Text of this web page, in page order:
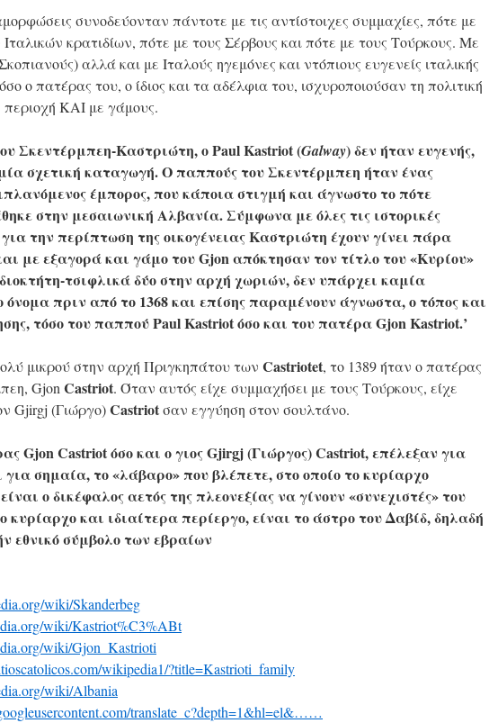
συνοδεύονταν πάντοτε με τις αντίστοιχες συμμαχίες, πότε με
κρατιδίων, πότε με τους Σέρβους και πότε με τους Τούρκους. Με
αλλά και με Ιταλούς ηγεμόνες και ντόπιους ευγενείς ιταλικής
ο πατέρας του, ο ίδιος και τα αδέλφια του, ισχυροποιούσαν τη πολιτική
περιοχή ΚΑΙ με γάμους.
Σκεντέρμπεη-Καστριώτη, ο Paul Kastriot (Galway) δεν ήταν ευγενής,
σχετική καταγωγή. Ο παππούς του Σκεντέρμπεη ήταν ένας
έμπορος, που κάποια στιγμή και άγνωστο το πότε
στην μεσαιωνική Αλβανία. Σύμφωνα με όλες τις ιστορικές
την περίπτωση της οικογένειας Καστριώτη έχουν γίνει πάρα
με εξαγορά και γάμο του Gjon απόκτησαν τον τίτλο του «Κυρίου»
τσιφλικά δύο στην αρχή χωριών, δεν υπάρχει καμία
πριν από το 1368 και επίσης παραμένουν άγνωστα, ο τόπος και
τόσο του παππού Paul Kastriot όσο και του πατέρα Gjon Kastriot.’
μικρού στην αρχή Πριγκηπάτου των Castriotet, το 1389 ήταν ο πατέρας
Gjon Castriot. Όταν αυτός είχε συμμαχήσει με τους Τούρκους, είχε
Gjirgj (Γιώργο)Castriotσαν εγγύηση στον σουλτάνο.
Gjon Castriot όσο και ο γιος Gjirgj (Γιώργος) Castriot, επέλεξαν για
για σημαία, το «λάβαρο» που βλέπετε, στο οποίο το κυρίαρχο
ο δικέφαλος αετός της πλεονεξίας να γίνουν «συνεχιστές» του
κυρίαρχο και ιδιαίτερα περίεργο, είναι το άστρο του Δαβίδ, δηλαδή
εθνικό σύμβολο των εβραίων
wiki/Skanderbeg
wiki/Kastriot%C3%ABt
wiki/Gjon_Kastrioti
wikipedia1/?title=Kastrioti_family
wiki/Albania
translate_c?depth=1&hl=el&……